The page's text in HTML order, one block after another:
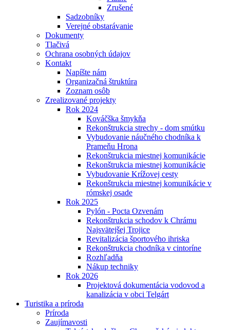
Zrušené
Sadzobníky
Verejné obstarávanie
Dokumenty
Tlačivá
Ochrana osobných údajov
Kontakt
Napíšte nám
Organizačná štruktúra
Zoznam osôb
Zrealizované projekty
Rok 2024
Kováčška šmykňa
Rekonštrukcia strechy - dom smútku
Vybudovanie náučného chodníka k
Prameňu Hrona
Rekonštrukcia miestnej komunikácie
Rekonštrukcia miestnej komunikácie
Vybudovanie Krížovej cesty
Rekonštrukcia miestnej komunikácie v
rómskej osade
Rok 2025
Pylón - Pocta Ozvenám
Rekonštrukcia schodov k Chrámu
Najsvätejšej Trojice
Revitalizácia športového ihriska
Rekonštrukcia chodníka v cintoríne
Rozhľadňa
Nákup techniky
Rok 2026
Projektová dokumentácia vodovod a
kanalizácia v obci Telgárt
Turistika a príroda
Príroda
Zaujímavosti